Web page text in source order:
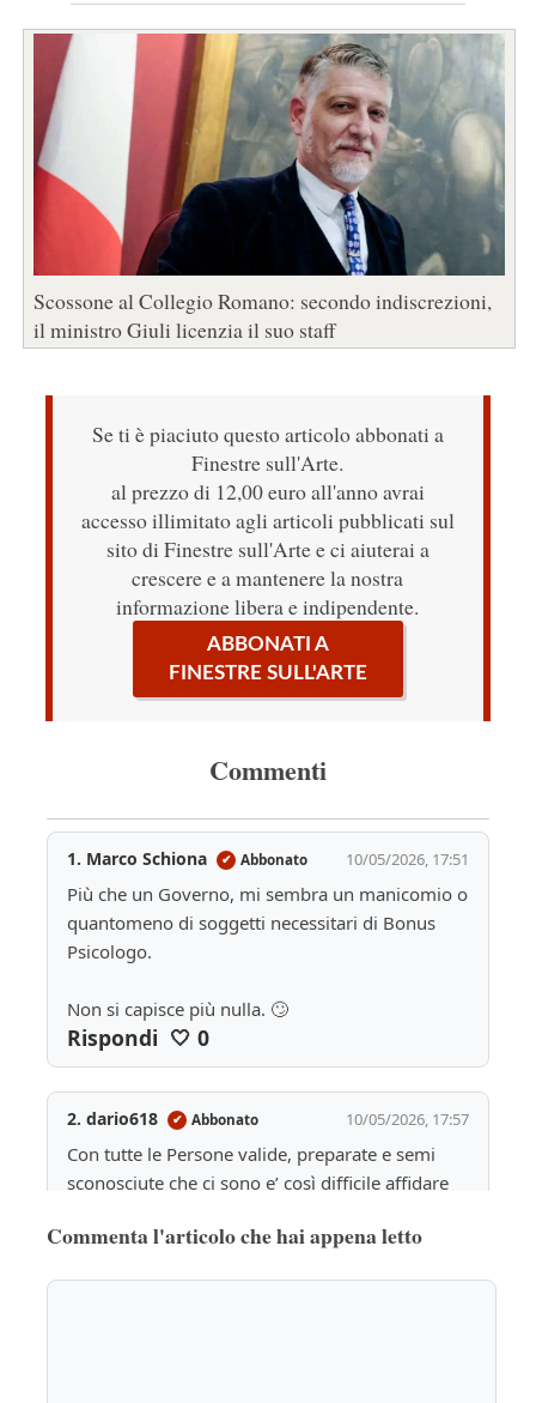
Scossone al Collegio Romano: secondo indiscrezioni,
il ministro Giuli licenzia il suo staff
Se ti è piaciuto questo articolo abbonati a
Finestre sull'Arte.
al prezzo di 12,00 euro all'anno avrai
accesso illimitato agli articoli pubblicati sul
sito di Finestre sull'Arte e ci aiuterai a
crescere e a mantenere la nostra
informazione libera e indipendente.
ABBONATI A
FINESTRE SULL'ARTE
Commenti
1. Marco Schiona ✔ Abbonato 10/05/2026, 17:51
Più che un Governo, mi sembra un manicomio o
quantomeno di soggetti necessitari di Bonus
Psicologo.
Non si capisce più nulla. 🙄
Rispondi 🤍 0
2. dario618 ✔ Abbonato 10/05/2026, 17:57
Con tutte le Persone valide, preparate e semi
sconosciute che ci sono e’ così difficile affidare
“attributi”??!! E’ consolidato se c’è un inadeguato,
Commenta l'articolo che hai appena letto